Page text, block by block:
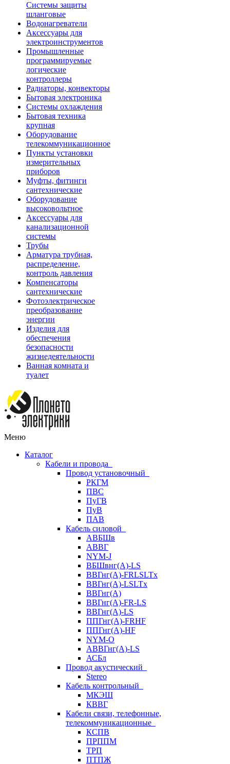
Системы защиты
шланговые
Водонагреватели
Аксессуары для
электроинструментов
Промышленные
программируемые
логические
контроллеры
Радиаторы, конвекторы
Бытовая электроника
Системы охлаждения
Бытовая техника
крупная
Оборудование
телекоммуникационное
Пункты установки
измерительных
приборов
Муфты, фитинги
сантехнические
Оборудование
высоковольтное
Аксессуары для
канализационной
системы
Трубы
Арматура трубная,
распределение,
контроль давления
Компенсаторы
сантехнические
Фотоэлектрическое
преобразование
энергии
Изделия для
обеспечения
безопасности
жизнедеятельности
Ванная комната и
туалет
Меню
Каталог
Кабели и провода
Провод установочный
РКГМ
ПВС
ПуГВ
ПуВ
ПАВ
Кабель силовой
АВБШв
АВВГ
NYM-J
ВБШвнг(А)-LS
ВВГнг(A)-FRLSLTx
ВВГнг(A)-LSLTx
ВВГнг(А)
ВВГнг(А)-FR-LS
ВВГнг(А)-LS
ППГнг(А)-FRHF
ППГнг(А)-HF
NYM-O
АВВГнг(А)-LS
АСБл
Провод акустический
Stereo
Кабель контрольный
МКЭШ
КВВГ
Кабели связи, телефонные,
телекоммуникационные
КСПВ
ПРППМ
ТРП
ПТПЖ